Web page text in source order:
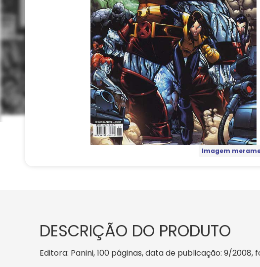
Imagem
DESCRIÇÃO DO PRODUTO
Editora: Panini, 100 páginas, data de publicação: 9/